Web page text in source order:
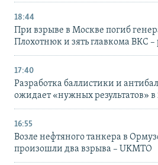
18:44
При взрыве в Москве погиб
Плохотнюк и зять главкома ВКС
17:40
Разработка баллистики и
ожидает «нужных результатов» в
16:55
Возле нефтяного танкера в
произошли два взрыва – UKMTO